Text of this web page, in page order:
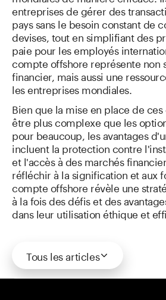
entreprises de gérer des
pays sans le besoin constant de
devises, tout en simplifiant des
paie pour les employés
compte offshore représente non
financier, mais aussi une
les entreprises mondiales.
Bien que la mise en place de
être plus complexe que les
pour beaucoup, les avantages
incluent la protection contre
et l'accès à des marchés
réfléchir à la signification et aux
compte offshore révèle une
à la fois des défis et des
dans leur utilisation éthique et
Tous les articles